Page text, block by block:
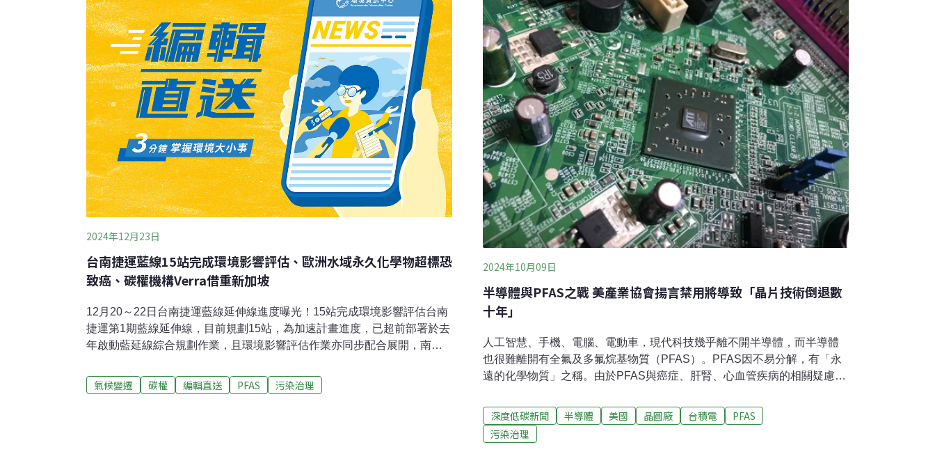
Edge研究顯示，全球為了製造衛生紙，每年大約砍
2024年12月23日
台南捷運藍線15站完成環境影響評估、歐洲水域永久化學物超標恐
致癌、碳權機構Verra借重新加坡
12月20～22日台南捷運藍線延伸線進度曝光！15站完成環境影響評估台南
捷運第1期藍線延伸線，目前規劃15站，為加速計畫進度，已超前部署於去
年啟動藍延線綜合規劃作業，且環境影響評估作業亦同步配合展開，南市
導）花蓮七星潭7度假村開發案暫緩 縣府認定具關聯性花蓮縣七星潭七家企
業申請建設度假村，被揭露由兩大集團交叉持有以規避環評。縣府經專家
氣候變遷 碳權 編輯直送 PFAS 污染治理
2024年10月09日
半導體與PFAS之戰 美產業協會揚言禁用將導致「晶片技術倒退數
十年」
人工智慧、手機、電腦、電動車，現代科技幾乎離不開半導體，而半導體
也很難離開有全氟及多氟烷基物質（PFAS）。PFAS因不易分解，有「永
遠的化學物質」之稱。由於PFAS與癌症、肝腎、心血管疾病的相關疑慮上
多個奈米製程都會用到PFAS。業者研發替代品的同時，也組成聯盟遊說政
府降低監管，並稱嚴厲的監管將讓產業「倒退數十年」。PFAS聯盟砸錢遊
說立法者 避開環保監管2022年開始，美國加州、馬里蘭州、明尼蘇達州等
深度低碳新聞 半導體 美國 晶圓廠 台積電
PFAS
污染治理